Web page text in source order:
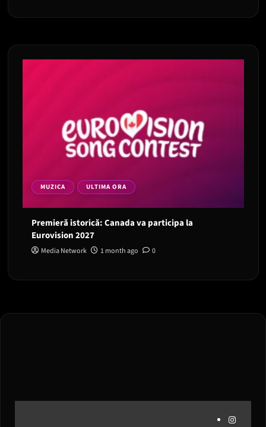
MUZICA ULTIMA ORA
Premieră istorică: Canada va participa la
Eurovision 2027
Media Network 1 month ago 0
Instagram